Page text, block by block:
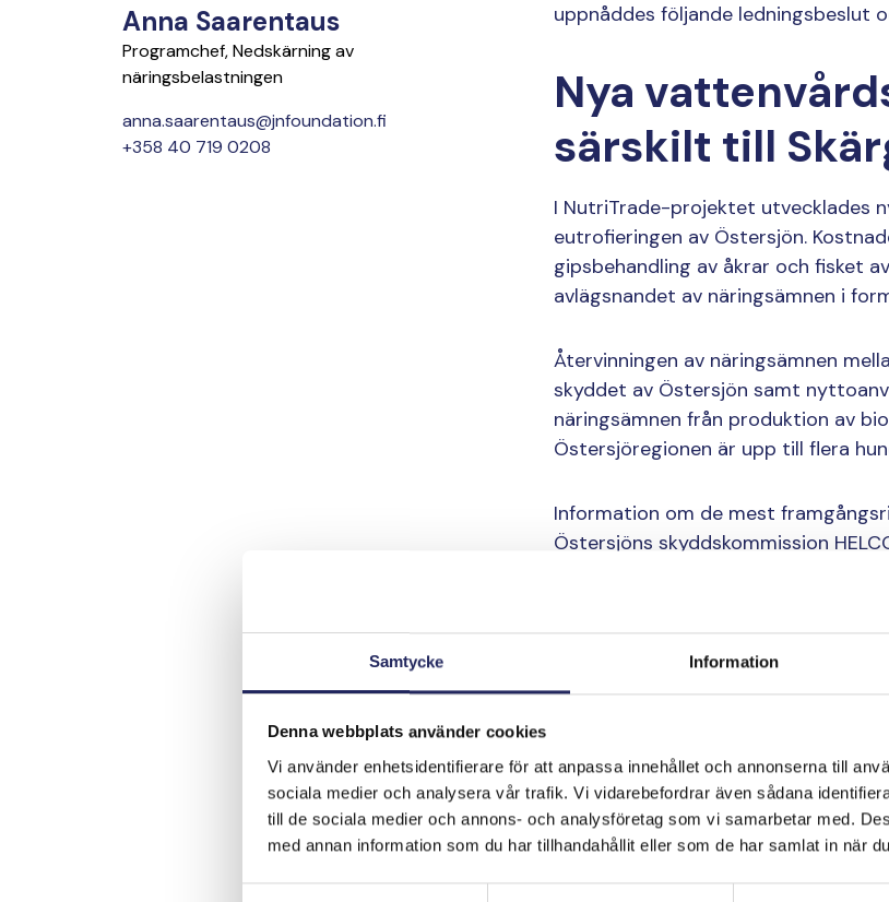
Samtycke Information
Denna webbplats använder cookies
Vi använder enhetsidentifierare för att anpassa innehållet och annonserna till
sociala medier och analysera vår trafik. Vi vidarebefordrar även sådana
till de sociala medier och annons- och analysföretag som vi samarbetar med.
med annan information som du har tillhandahållit eller som de har samlat in när
Anna Saarentaus
Programchef, Nedskärning av
näringsbelastningen
anna.saarentaus@jnfoundation.fi
+358 40 719 0208
uppnåddes följande ledningsbeslut
Nya
särskilt till
I NutriTrade-projektet utvecklades
eutrofieringen av Östersjön.
gipsbehandling av åkrar och fisket
avlägsnandet av näringsämnen i
Återvinningen av näringsämnen
skyddet av Östersjön samt
näringsämnen från produktion av
Östersjöregionen är upp till flera
Information om de mest
Östersjöns skyddskommission
uppmuntrade de politiska
omfattande gipsbehandling för
miljöskydd för att kunna införa nya
En frivillig
fotavtrycket för
erbjuder en
skyddet av